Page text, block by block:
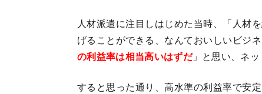
人材派遣に注目しはじめた当時、「人材
げることができる、なんておいしいビジ
の利益率は相当高いはずだ」と思い、ネッ
すると思った通り、高水準の利益率で安